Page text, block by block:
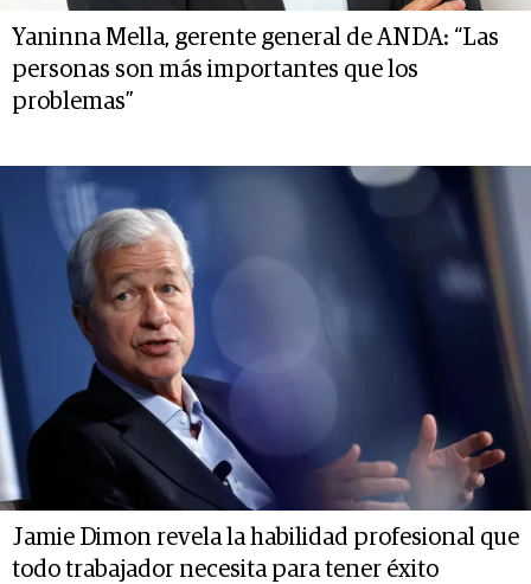
Yaninna Mella, gerente general de ANDA: “Las
personas son más importantes que los
problemas”
Jamie Dimon revela la habilidad profesional que
todo trabajador necesita para tener éxito